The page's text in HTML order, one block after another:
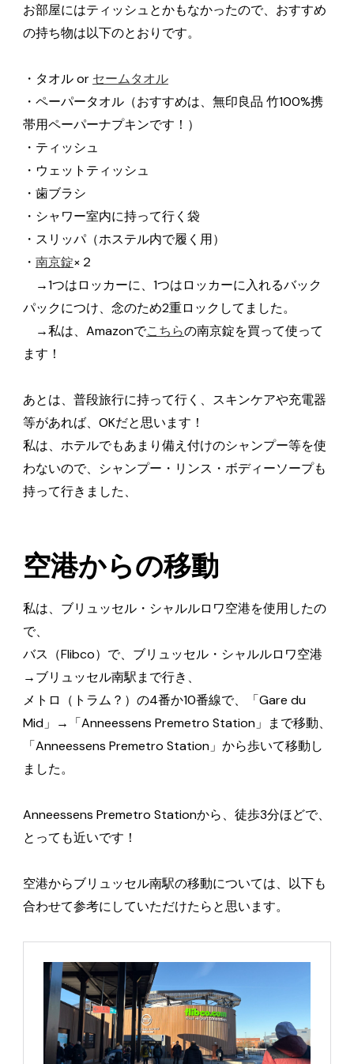
お部屋にはティッシュとかもなかったので、おすすめ
の持ち物は以下のとおりです。
・タオル or セームタオル
・ペーパータオル（おすすめは、無印良品 竹100%携
帯用ペーパーナプキンです！）
・ティッシュ
・ウェットティッシュ
・歯ブラシ
・シャワー室内に持って行く袋
・スリッパ（ホステル内で履く用）
・ 南京錠×２
→1つはロッカーに、1つはロッカーに入れるバック
パックにつけ、念のため2重ロックしてました。
→私は、Amazonでこちらの南京錠を買って使って
ます！
あとは、普段旅行に持って行く、スキンケアや充電器
等があれば、OKだと思います！
私は、ホテルでもあまり備え付けのシャンプー等を使
わないので、シャンプー・リンス・ボディーソープも
持って行きました、
空港からの移動
私は、ブリュッセル・シャルルロワ空港を使用したの
で、
バス（Flibco）で、ブリュッセル・シャルルロワ空港
→ブリュッセル南駅まで行き、
メトロ（トラム？）の4番か10番線で、「Gare du
Mid」→「Anneessens Premetro Station」まで移動、
「Anneessens Premetro Station」から歩いて移動し
ました。
Anneessens Premetro Stationから、徒歩3分ほどで、
とっても近いです！
空港からブリュッセル南駅の移動については、以下も
合わせて参考にしていただけたらと思います。